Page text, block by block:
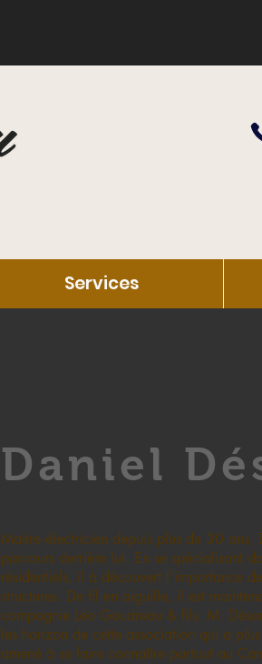
Services
Daniel
Maitre électricien depuis plus de 30 ans,
parcours derrière lui. En se spécialisant
résidentiels, il à découvert l'importance
structures. De fil en aiguille, il est
compagnie Léo Goudreau & fils. M.
les horizon de cette association qui a
amené à se faire connaître partout au